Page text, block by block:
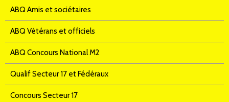
ABQ Amis et sociétaires
ABQ Vétérans et officiels
ABQ Concours National M2
Qualif Secteur 17 et Fédéraux
Concours Secteur 17